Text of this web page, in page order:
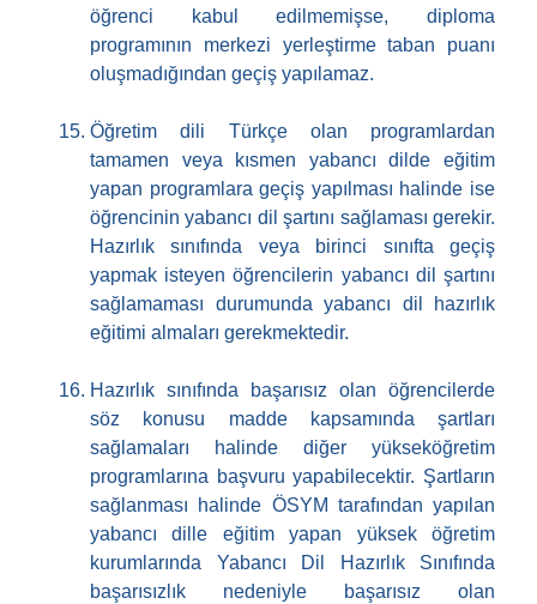
öğrenci kabul edilmemişse, diploma
programının merkezi yerleştirme taban puanı
oluşmadığından geçiş yapılamaz.
Öğretim dili Türkçe olan programlardan
tamamen veya kısmen yabancı dilde eğitim
yapan programlara geçiş yapılması halinde ise
öğrencinin yabancı dil şartını sağlaması gerekir.
Hazırlık sınıfında veya birinci sınıfta geçiş
yapmak isteyen öğrencilerin yabancı dil şartını
sağlamaması durumunda yabancı dil hazırlık
eğitimi almaları gerekmektedir.
Hazırlık sınıfında başarısız olan öğrencilerde
söz konusu madde kapsamında şartları
sağlamaları halinde diğer yükseköğretim
programlarına başvuru yapabilecektir. Şartların
sağlanması halinde ÖSYM tarafından yapılan
yabancı dille eğitim yapan yüksek öğretim
kurumlarında Yabancı Dil Hazırlık Sınıfında
başarısızlık nedeniyle başarısız olan